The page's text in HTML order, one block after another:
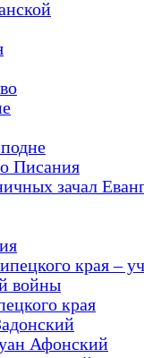
Писания
зачал
края –
войны
края
Афонский